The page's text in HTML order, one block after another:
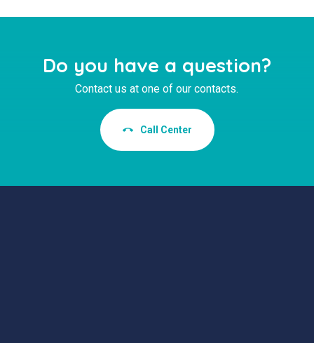
Do you have a question?
Contact us at one of our contacts.
Call Center